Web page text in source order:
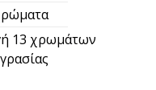
13 χρωμάτων